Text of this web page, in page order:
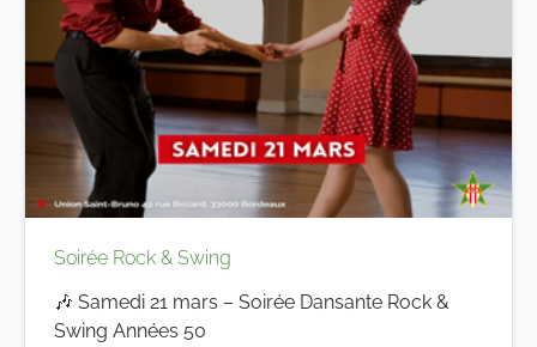
Soirée Rock & Swing
🎶 Samedi 21 mars – Soirée Dansante Rock &
Swing Années 50